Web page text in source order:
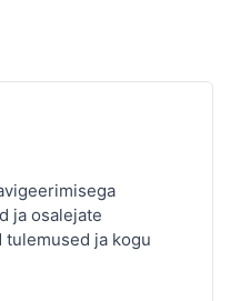
ja osalejate
tulemused ja kogu